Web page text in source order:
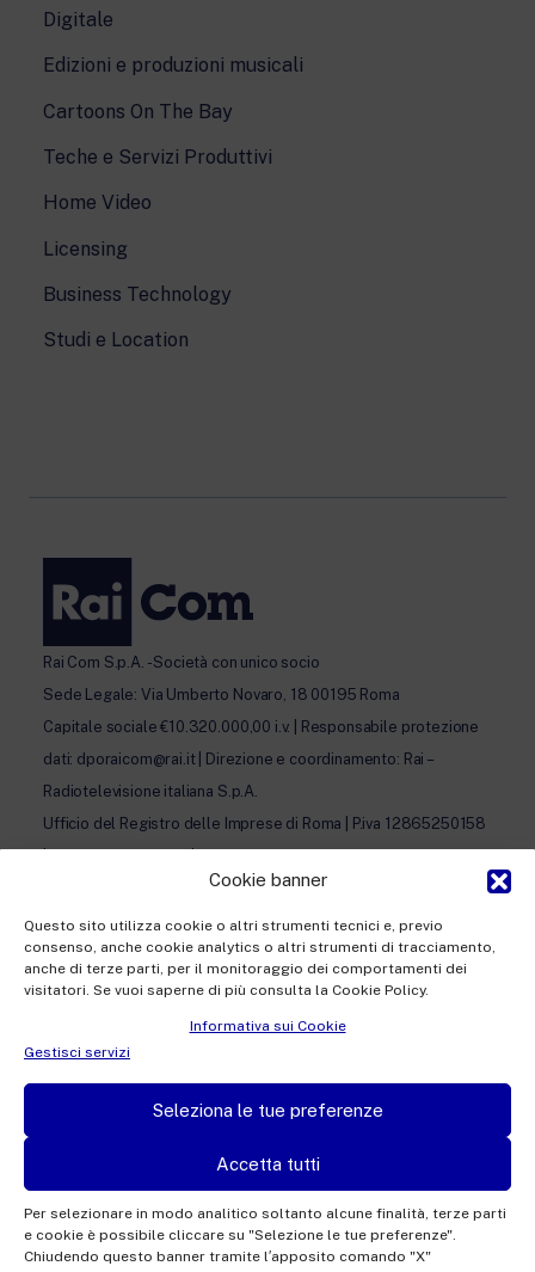
Cookie banner
Questo sito utilizza cookie o altri strumenti tecnici e, previo
consenso, anche cookie analytics o altri strumenti di tracciamento,
anche di terze parti, per il monitoraggio dei comportamenti dei
visitatori. Se vuoi saperne di più consulta la Cookie Policy.
Informativa sui Cookie
Gestisci servizi
Seleziona le tue preferenze
Accetta tutti
Per selezionare in modo analitico soltanto alcune finalità, terze parti
e cookie è possibile cliccare su "Selezione le tue preferenze".
Chiudendo questo banner tramite l′apposito comando "X"
Digitale
Edizioni e produzioni musicali
Cartoons On The Bay
Teche e Servizi Produttivi
Home Video
Licensing
Business Technology
Studi e Location
Rai Com S.p.A. - Società con unico socio
Sede Legale: Via Umberto Novaro, 18 00195 Roma
Capitale sociale €10.320.000,00 i.v. | Responsabile protezione
dati: dporaicom@rai.it | Direzione e coordinamento: Rai –
Radiotelevisione italiana S.p.A.
Ufficio del Registro delle Imprese di Roma | P.iva 12865250158
Facebook Twitter Instagram Linkedin
Privacy Policy
This site is protected by reCAPTCHA and the GooglePrivacy PolicyandTerms of